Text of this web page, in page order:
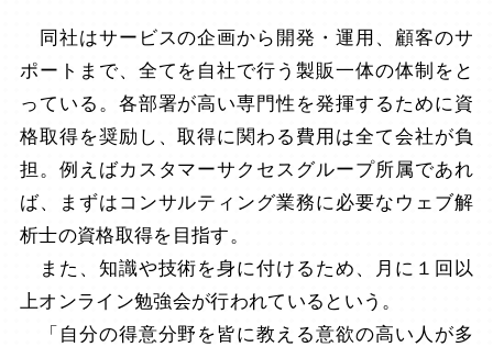
同社はサービスの企画から開発・運用、顧客のサ
ポートまで、全てを自社で行う製販一体の体制をと
っている。各部署が高い専門性を発揮するために資
格取得を奨励し、取得に関わる費用は全て会社が負
担。例えばカスタマーサクセスグループ所属であれ
ば、まずはコンサルティング業務に必要なウェブ解
析士の資格取得を目指す。
また、知識や技術を身に付けるため、月に１回以
上オンライン勉強会が行われているという。
「自分の得意分野を皆に教える意欲の高い人が多